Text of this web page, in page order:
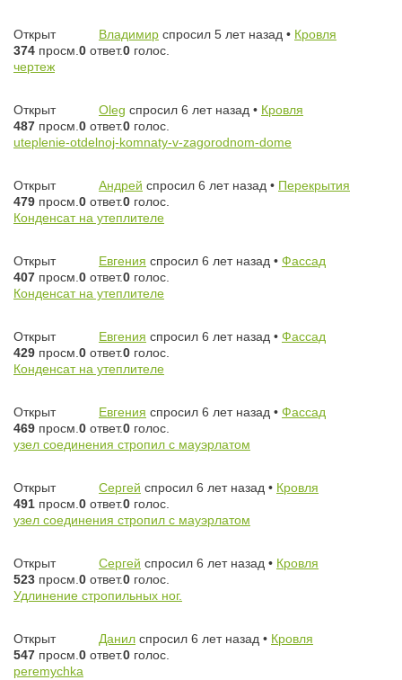
Открыт Владимир спросил 5 лет назад • Кровля
374 просм.0 ответ.0 голос.
чертеж
Открыт Oleg спросил 6 лет назад • Кровля
487 просм.0 ответ.0 голос.
uteplenie-otdelnoj-komnaty-v-zagorodnom-dome
Открыт Андрей спросил 6 лет назад • Перекрытия
479 просм.0 ответ.0 голос.
Конденсат на утеплителе
Открыт Евгения спросил 6 лет назад • Фассад
407 просм.0 ответ.0 голос.
Конденсат на утеплителе
Открыт Евгения спросил 6 лет назад • Фассад
429 просм.0 ответ.0 голос.
Конденсат на утеплителе
Открыт Евгения спросил 6 лет назад • Фассад
469 просм.0 ответ.0 голос.
узел соединения стропил с мауэрлатом
Открыт Сергей спросил 6 лет назад • Кровля
491 просм.0 ответ.0 голос.
узел соединения стропил с мауэрлатом
Открыт Сергей спросил 6 лет назад • Кровля
523 просм.0 ответ.0 голос.
Удлинение стропильных ног.
Открыт Данил спросил 6 лет назад • Кровля
547 просм.0 ответ.0 голос.
peremychka